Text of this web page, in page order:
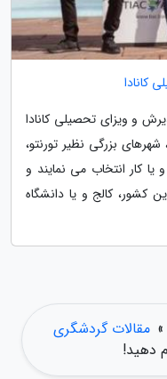
کانادا
و ویزای تحصیلی کانادا
بزرگی نظیر تورنتو،
کار انتخاب می نمایند و
کشور، کالج و یا دانشگاه
» مقالات گردشگری
دهید!